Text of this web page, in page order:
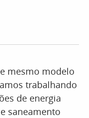
mesmo modelo
trabalhando
de energia
saneamento